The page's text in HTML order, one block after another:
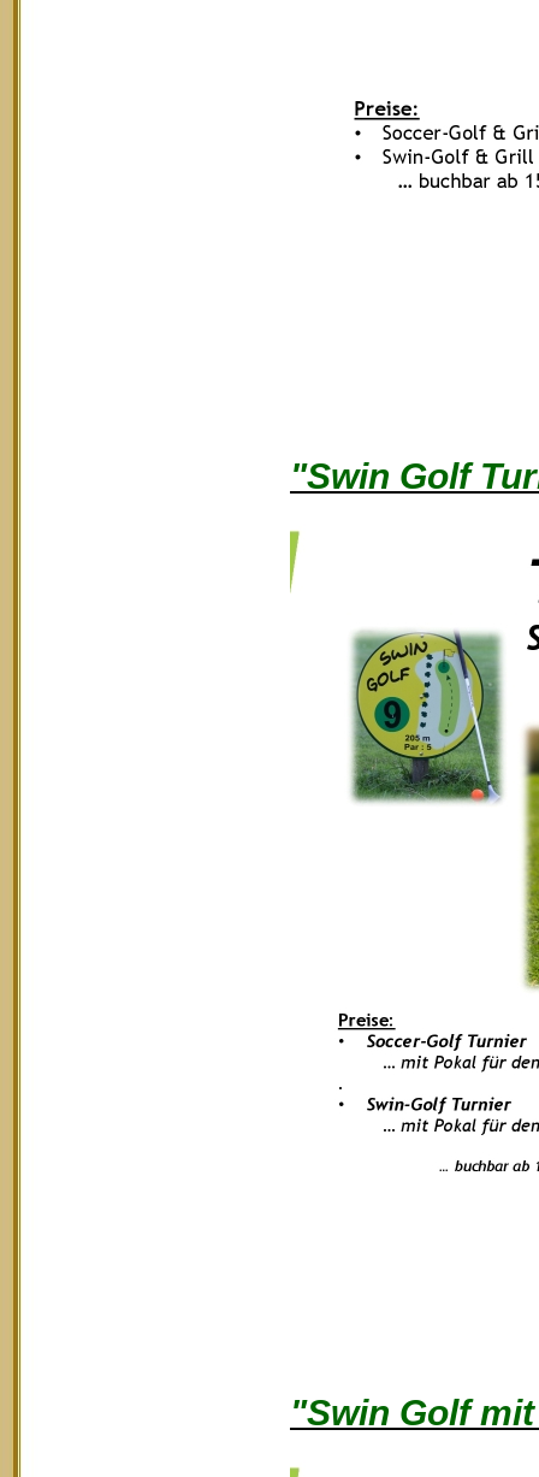
"Swin Golf
"Swin Golf